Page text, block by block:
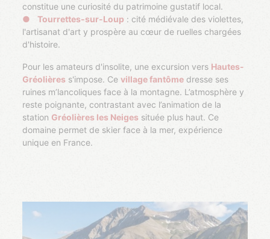
constitue une curiosité du patrimoine gustatif local.
Tourrettes-sur-Loup : cité médiévale des violettes,
l'artisanat d'art y prospère au cœur de ruelles chargées
d'histoire.
Pour les amateurs d'insolite, une excursion vers Hautes-
Gréolières s'impose. Cevillage fantôme dresse ses
ruines m’lancoliques face à la montagne. L’atmosphère y
reste poignante, contrastant avec l’animation de la
station Gréolières les Neiges située plus haut. Ce
domaine permet de skier face à la mer, expérience
unique en France.